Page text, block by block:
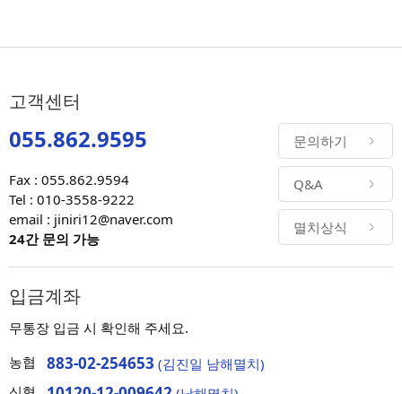
고객센터
055.862.9595
Fax : 055.862.9594
Tel : 010-3558-9222
email : jiniri12@naver.com
24간 문의 가능
문의하기
Q&A
멸치상식
입금계좌
무통장 입금 시 확인해 주세요.
농협
883-02-254653 (김진일 남해멸치)